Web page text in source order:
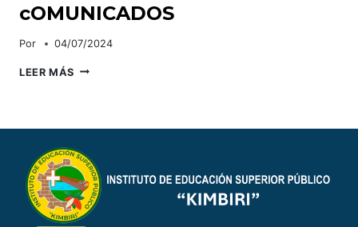
cOMUNICADOS
Por 04/07/2024
LEER MÁS COMUNICADOS